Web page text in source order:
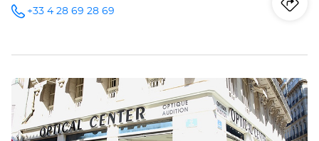
telefoonnummer
+33 4 28 69 28 69
-
Druk
de
ENTER